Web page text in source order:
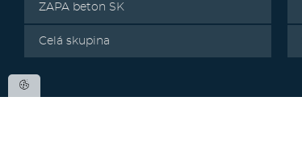
ZAPA beton SK
Celá skupina